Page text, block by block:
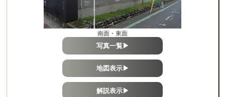
南面・東面
写真一覧▶
地図表示▶
解説表示▶